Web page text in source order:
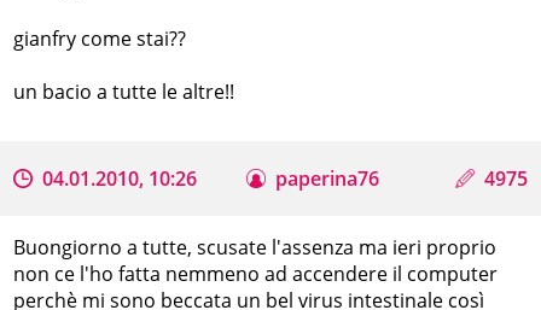
gianfry come stai??
un bacio a tutte le altre!!
04.01.2010, 10:26 paperina76 4975
Buongiorno a tutte, scusate l'assenza ma ieri proprio
non ce l'ho fatta nemmeno ad accendere il computer
perchè mi sono beccata un bel virus intestinale così